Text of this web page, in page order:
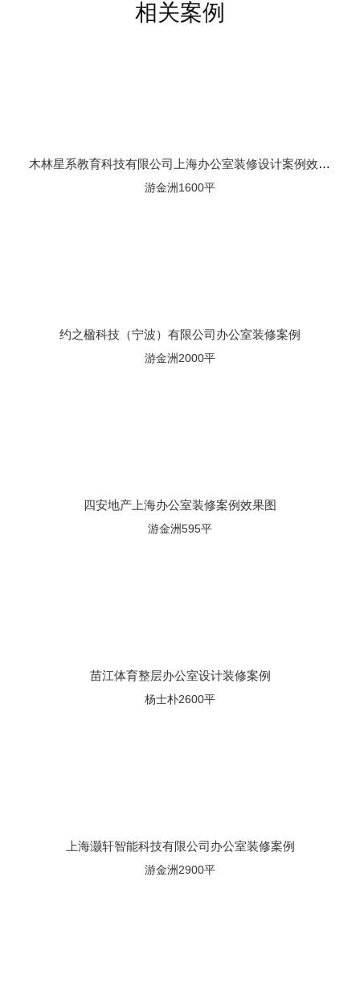
相关案例
木林星系教育科技有限公司上海办公室装修设计案例效果图
游金洲1600平
约之楹科技（宁波）有限公司办公室装修案例
游金洲2000平
四安地产上海办公室装修案例效果图
游金洲595平
苗江体育整层办公室设计装修案例
杨士朴2600平
上海灏轩智能科技有限公司办公室装修案例
游金洲2900平